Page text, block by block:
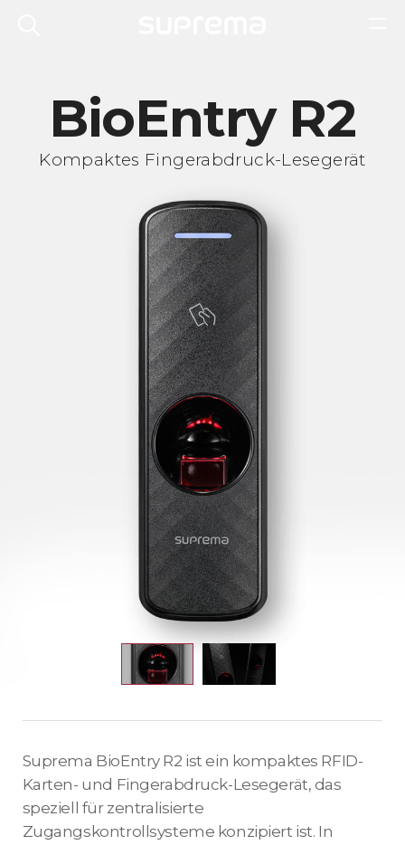
BioEntry R2
Kompaktes Fingerabdruck-Lesegerät
Suprema BioEntry R2 ist ein kompaktes RFID-
Karten- und Fingerabdruck-Lesegerät, das
speziell für zentralisierte
Zugangskontrollsysteme konzipiert ist. In